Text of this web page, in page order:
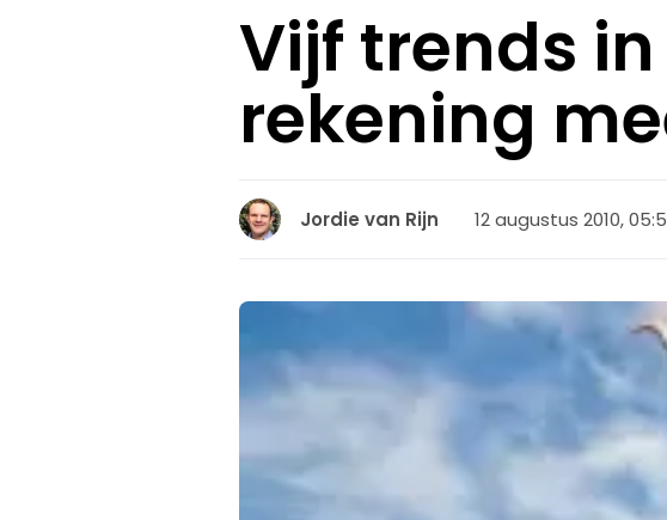
Vijf trends
rekening
Jordie van Rijn 12 augustus 2010,